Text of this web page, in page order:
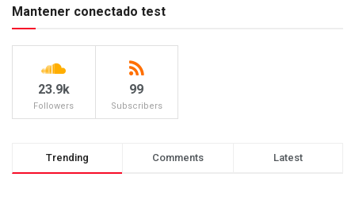
Mantener conectado test
23.9k
Followers
99
Subscribers
Trending Comments Latest